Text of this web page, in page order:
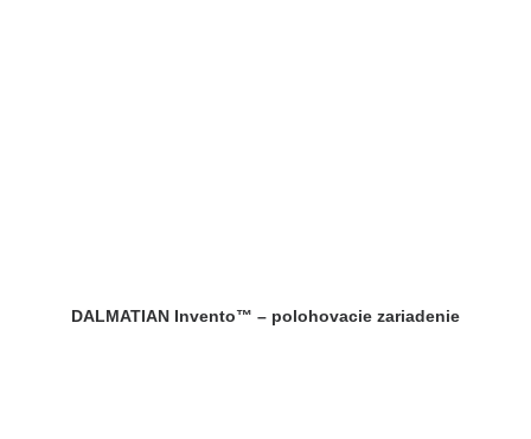
DALMATIAN Invento™ – polohovacie zariadenie